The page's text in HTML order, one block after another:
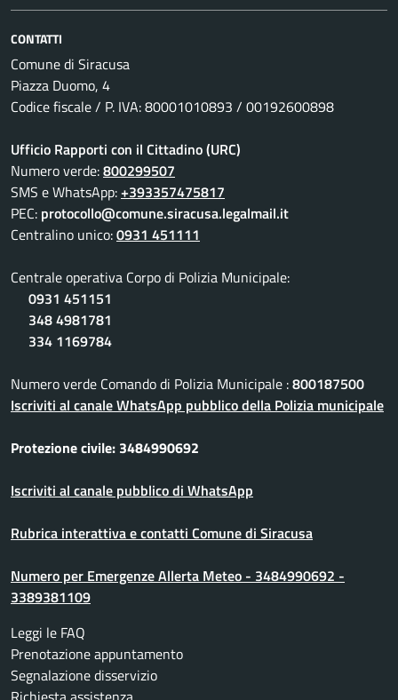
CONTATTI
Comune di Siracusa
Piazza Duomo, 4
Codice fiscale / P. IVA: 80001010893 / 00192600898
Ufficio Rapporti con il Cittadino (URC)
Numero verde:800299507
SMS e WhatsApp:+393357475817
PEC: protocollo@comune.siracusa.legalmail.it
Centralino unico:0931 451111
Centrale operativa Corpo di Polizia Municipale:
0931 451151
348 4981781
334 1169784
Numero verde Comando di Polizia Municipale :800187500
Iscriviti al canale WhatsApp pubblico della Polizia municipale
Protezione civile: 3484990692
Iscriviti al canale pubblico di WhatsApp
Rubrica interattiva e contatti Comune di Siracusa
Numero per Emergenze Allerta Meteo - 3484990692 -
3389381109
Leggi le FAQ
Prenotazione appuntamento
Segnalazione disservizio